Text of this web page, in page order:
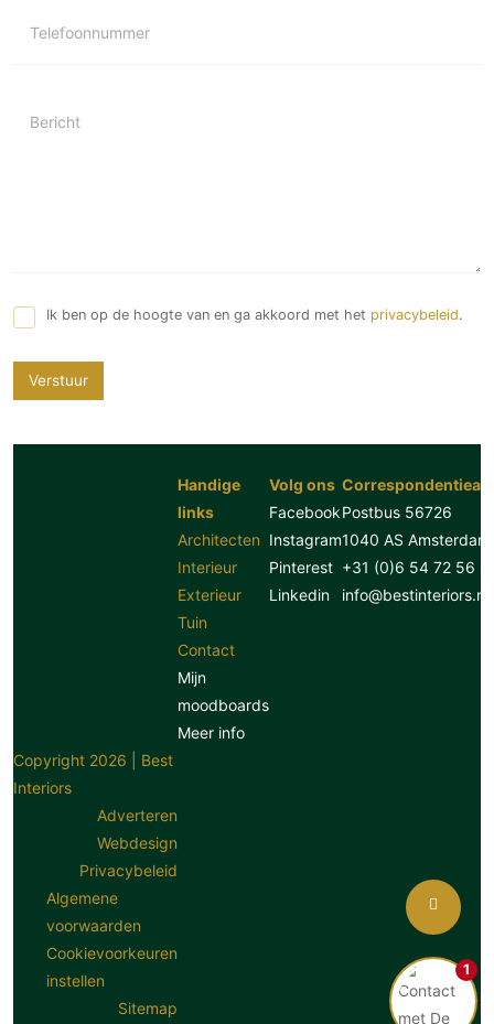
Telefoonnummer
Bericht
Ik ben op de hoogte van en ga akkoord met het privacybeleid.
Verstuur
1
Handige
links
Architecten
Interieur
Exterieur
Tuin
Contact
Mijn
moodboards
Meer info
Volg ons
Facebook
Instagram
Pinterest
Linkedin
Postbus 56726
1040 AS Amsterdam
+31 (0)6 54 72 56
info@bestinteriors.nl
Copyright 2026 | Best
Interiors
Adverteren
Webdesign
Privacybeleid
Algemene
voorwaarden
Cookievoorkeuren
instellen
Sitemap